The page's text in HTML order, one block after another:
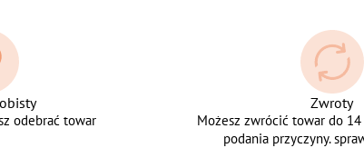
odebrać towar
Zwroty
Możesz zwrócić towar do
podania przyczyny.